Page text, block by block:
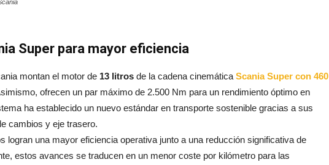
Super para mayor eficiencia
montan el motor de 13 litros de la cadena cinemática Scania Super con 460
ofrecen un par máximo de 2.500 Nm para un rendimiento óptimo en
ha establecido un nuevo estándar en transporte sostenible gracias a sus
cambios y eje trasero.
logran una mayor eficiencia operativa junto a una reducción significativa de
estos avances se traducen en un menor coste por kilómetro para las